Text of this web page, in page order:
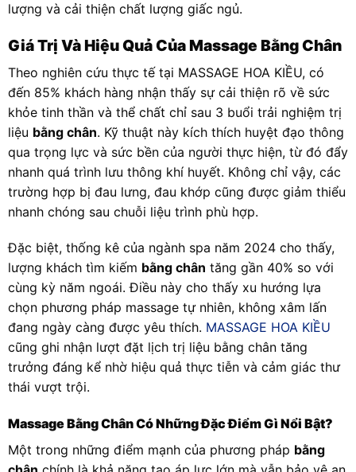
lượng và cải thiện chất lượng giấc ngủ.
Giá Trị Và Hiệu Quả Của Massage Bằng Chân
Theo nghiên cứu thực tế tại MASSAGE HOA KIỀU, có
đến 85% khách hàng nhận thấy sự cải thiện rõ về sức
khỏe tinh thần và thể chất chỉ sau 3 buổi trải nghiệm trị
liệu bằng chân. Kỹ thuật này kích thích huyệt đạo thông
qua trọng lực và sức bền của người thực hiện, từ đó đẩy
nhanh quá trình lưu thông khí huyết. Không chỉ vậy, các
trường hợp bị đau lưng, đau khớp cũng được giảm thiểu
nhanh chóng sau chuỗi liệu trình phù hợp.
Đặc biệt, thống kê của ngành spa năm 2024 cho thấy,
lượng khách tìm kiếm bằng chân tăng gần 40% so với
cùng kỳ năm ngoái. Điều này cho thấy xu hướng lựa
chọn phương pháp massage tự nhiên, không xâm lấn
đang ngày càng được yêu thích. MASSAGE HOA KIỀU
cũng ghi nhận lượt đặt lịch trị liệu bằng chân tăng
trưởng đáng kể nhờ hiệu quả thực tiễn và cảm giác thư
thái vượt trội.
Massage Bằng Chân Có Những Đặc Điểm Gì Nổi Bật?
Một trong những điểm mạnh của phương pháp bằng